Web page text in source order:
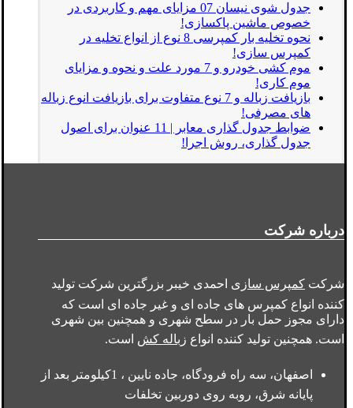
جدول شوی نیسان 07 مزایای مهم و کاربردی در
خصوص ماشین پاکسازی!
نحوه تخلیه بار کمپرسی 8 نوع از انواع تخلیه در
کمپرس سازی!
موم کشی خودرو و 7 مورد علت و نحوه و مزایای
موم کاری!
بازیافت زباله و 7 نوع متفاوت برای بازیافت انوع زباله
های مصرفی!
ضوابط جدول گذاری معابر | 11 عنوان برای اصول
جدول گذاری، روش اجرا!
درباره شرکت
شرکت کمپرس سازی احمدی خیبر بزرگترین شرکت تولید
کننده انواع کمپرس های جاده ای و غیر جاده ای است که
دارای مجوز حمل بار در سطح شهری و همچنین بین شهری
است. همچنین تولید کننده انواع زباله کش است.
اصفهان، سه راه فرودگاه، جاده نایین ، 1کیلومتر بعد از
پایانه شرق، روبه روی دوربین تخلفات